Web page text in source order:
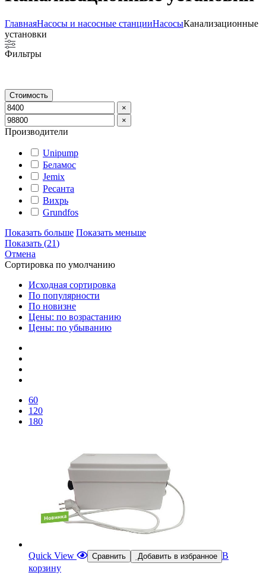
ГлавнаяНасосы и насосные станцииНасосыКанализационные
установки
Фильтры
Стоимость
×
×
Производители
Unipump
Беламос
Jemix
Ресанта
Вихрь
Grundfos
Показать больше Показать меньше
Показать (21)
Отмена
Сортировка по умолчанию
Исходная сортировка
По популярности
По новизне
Цены: по возрастанию
Цены: по убыванию
60
120
180
Quick View Сравнить Добавить в избранное В
корзину